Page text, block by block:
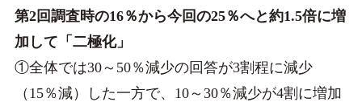
第2回調査時の16％から今回の25％へと約1.5倍に増
加して「二極化」
①全体では30～50％減少の回答が3割程に減少
（15％減）した一方で、10～30％減少が4割に増加